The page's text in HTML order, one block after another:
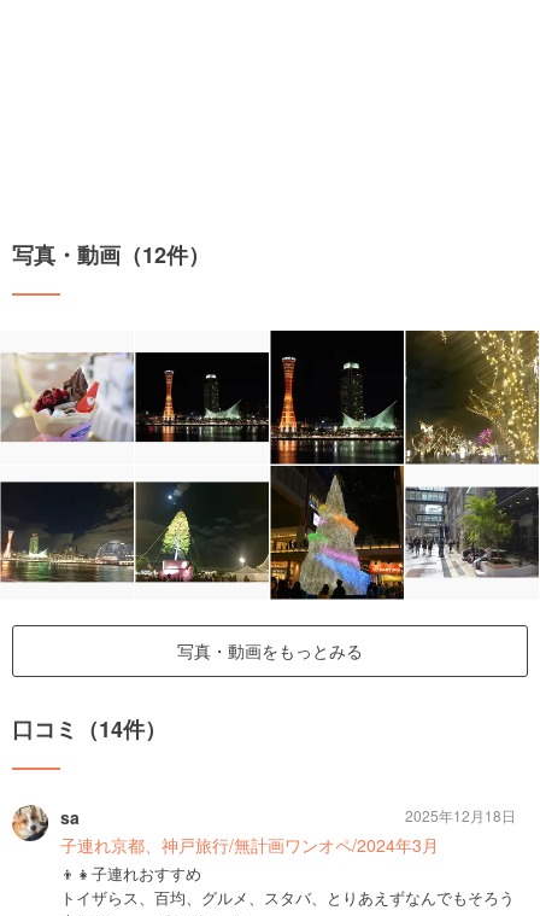
写真・動画（12件）
写真・動画をもっとみる
口コミ（14件）
sa
子連れ京都、神戸旅行/無計画ワンオペ/2024年3月
👦👧子連れおすすめ
トイザらス、百均、グルメ、スタバ、とりあえずなんでもそろう
2025年12月18日